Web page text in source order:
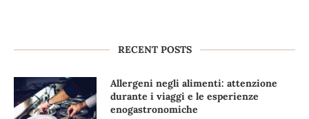
RECENT POSTS
Allergeni negli alimenti: attenzione
durante i viaggi e le esperienze
enogastronomiche